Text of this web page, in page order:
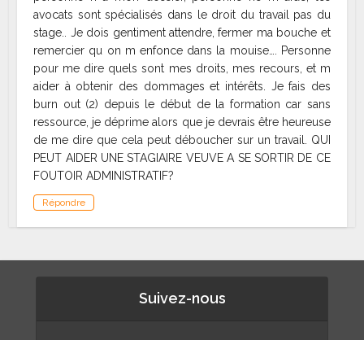
avocats sont spécialisés dans le droit du travail pas du
stage.. Je dois gentiment attendre, fermer ma bouche et
remercier qu on m enfonce dans la mouise…. Personne
pour me dire quels sont mes droits, mes recours, et m
aider à obtenir des dommages et intérêts. Je fais des
burn out (2) depuis le début de la formation car sans
ressource, je déprime alors que je devrais être heureuse
de me dire que cela peut déboucher sur un travail. QUI
PEUT AIDER UNE STAGIAIRE VEUVE A SE SORTIR DE CE
FOUTOIR ADMINISTRATIF?
Répondre
Suivez-nous